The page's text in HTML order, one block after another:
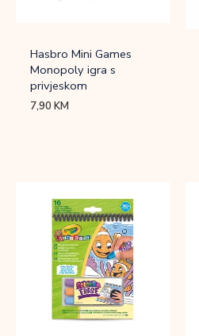
Hasbro Mini Games
Monopoly igra s
privjeskom
7,90KM